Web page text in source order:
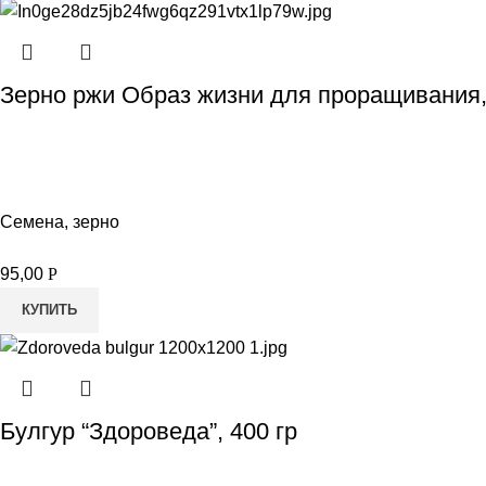
Зерно ржи Образ жизни для
Семена, зерно
95,00 Р
КУПИТЬ
Булгур “Здороведа”, 400 гр